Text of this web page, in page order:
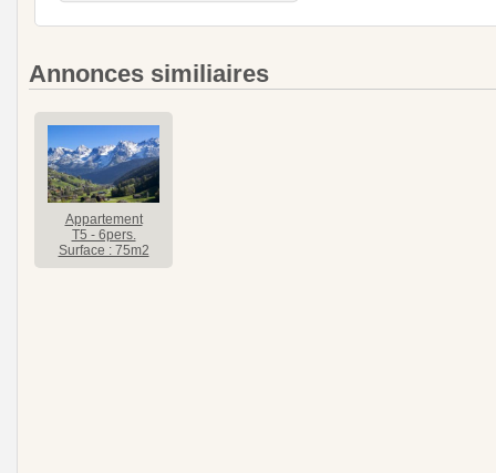
Annonces similiaires
Appartement
T5 - 6pers.
Surface : 75m2